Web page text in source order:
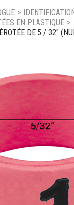
de
Nous joindre
>
EN PLASTIQUE >
DE 5 / 32"